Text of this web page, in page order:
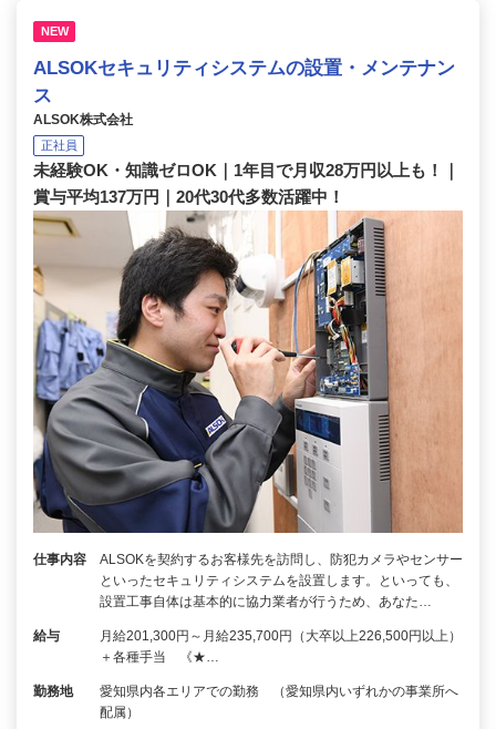
NEW
ALSOKセキュリティシステムの設置・メンテナン
ス
ALSOK株式会社
正社員
未経験OK・知識ゼロOK｜1年目で月収28万円以上も！｜
賞与平均137万円｜20代30代多数活躍中！
仕事内容
ALSOKを契約するお客様先を訪問し、防犯カメラやセンサー
といったセキュリティシステムを設置します。といっても、
設置工事自体は基本的に協力業者が行うため、あなた…
給与
月給201,300円～月給235,700円（大卒以上226,500円以上）
＋各種手当 《★…
勤務地
愛知県内各エリアでの勤務 （愛知県内いずれかの事業所へ
配属）